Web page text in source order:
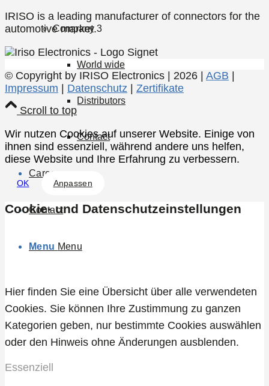
Company 3
World wide
Distributors
Contact
Career
Contact
Menu Menu
IRISO is a leading manufacturer of connectors for the
automotive market.
© Copyright by IRISO Electronics | 2026 | AGB |
Impressum | Datenschutz | Zertifikate
Scroll to top
Wir nutzen Cookies auf unserer Website. Einige von
ihnen sind essenziell, während andere uns helfen,
diese Website und Ihre Erfahrung zu verbessern.
OK Anpassen
Cookie- und Datenschutzeinstellungen
Hier finden Sie eine Übersicht über alle verwendeten
Cookies. Sie können Ihre Zustimmung zu ganzen
Kategorien geben, nur bestimmte Cookies auswählen
oder den Hinweis ohne Änderungen ausblenden.
Essenziell